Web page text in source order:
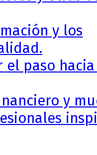
y los
el paso
y